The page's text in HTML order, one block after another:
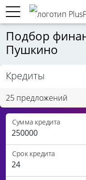
Подбор
Пушкино
Кредиты
25 предложений
Сумма кредита
Срок кредита